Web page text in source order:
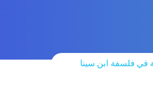
في فلسفة ابن سينا